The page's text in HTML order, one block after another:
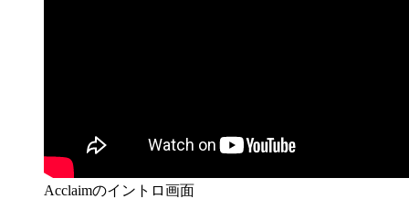
Acclaimのイントロ画面